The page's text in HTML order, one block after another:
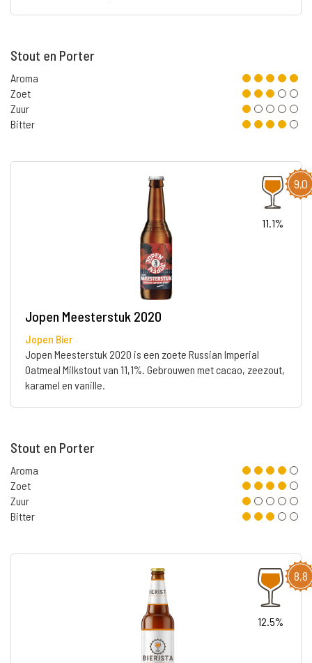
Stout en Porter
Aroma
Zoet
Zuur
Bitter
9,0
11.1%
Jopen Meesterstuk 2020
Jopen Bier
Jopen Meesterstuk 2020 is een zoete Russian Imperial
Oatmeal Milkstout van 11,1%. Gebrouwen met cacao, zeezout,
karamel en vanille.
Stout en Porter
Aroma
Zoet
Zuur
Bitter
8,8
12.5%